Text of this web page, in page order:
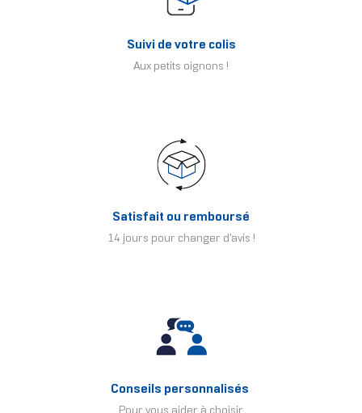
Suivi de votre colis
Aux petits oignons !
Satisfait ou remboursé
14 jours pour changer d'avis !
Conseils personnalisés